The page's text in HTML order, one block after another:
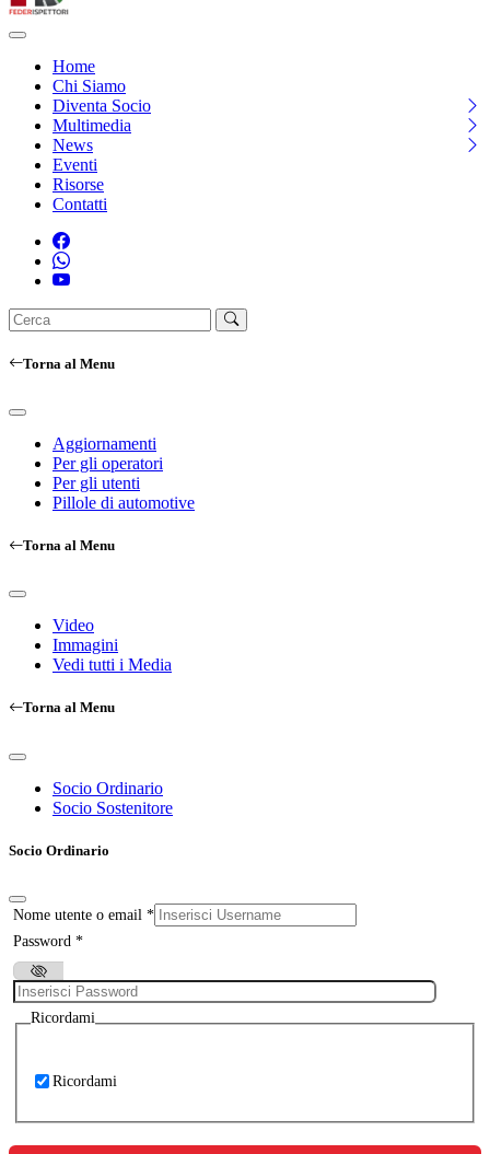
Home
Chi Siamo
Diventa Socio
Multimedia
News
Eventi
Risorse
Contatti
Torna al Menu
Aggiornamenti
Per gli operatori
Per gli utenti
Pillole di automotive
Torna al Menu
Video
Immagini
Vedi tutti i Media
Torna al Menu
Socio Ordinario
Socio Sostenitore
Socio Ordinario
Nome utente o email *
Password *
Ricordami
Ricordami